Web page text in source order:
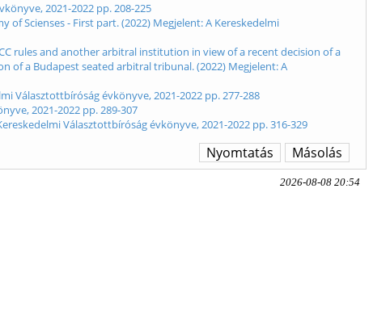
2021-2022 pp. 208-225
Scienses - First part. (2022) Megjelent: A Kereskedelmi
rules and another arbitral institution in view of a recent decision of a
of a Budapest seated arbitral tribunal. (2022) Megjelent: A
Választottbíróság évkönyve, 2021-2022 pp. 277-288
2021-2022 pp. 289-307
Választottbíróság évkönyve, 2021-2022 pp. 316-329
Másolás
Nyomtatás
2026-08-08 20:54